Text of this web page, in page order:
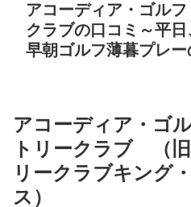
アコーディア・ゴル
クラブの口コミ～平日
早朝ゴルフ薄暮プレ
アコーディア・ゴ
トリークラブ （
リークラブキング
ス）